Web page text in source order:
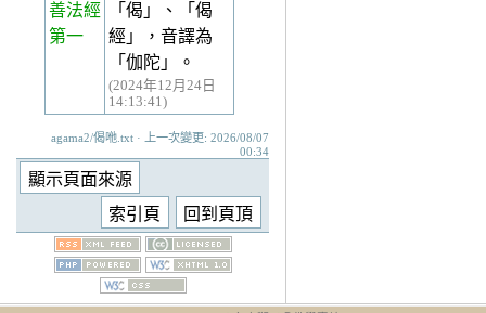
善法經
第一
「偈」、「偈
經」，音譯為
「伽陀」。
(2024年12月24日
14:13:41)
agama2/偈咃.txt · 上一次變更: 2026/08/07
00:34